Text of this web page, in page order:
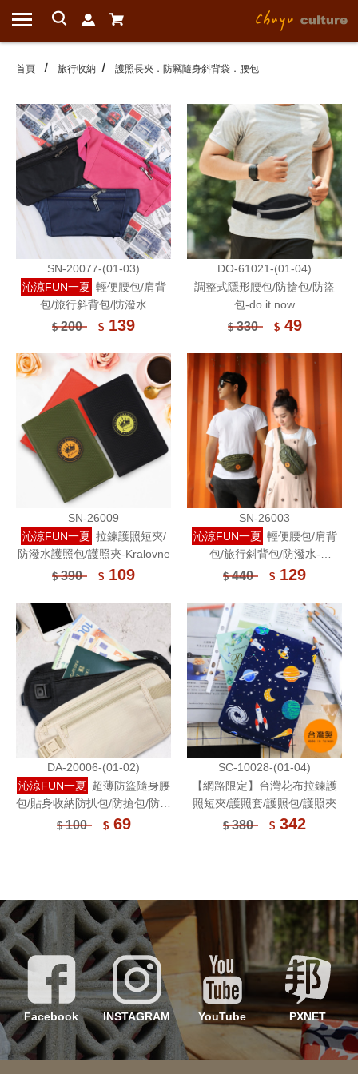
首頁 旅行收納 護照長夾．防竊隨身斜背袋．腰包
SN-20077-(01-03)
沁涼FUN一夏 輕便腰包/肩背
包/旅行斜背包/防潑水
$200 $ 139
DO-61021-(01-04)
調整式隱形腰包/防搶包/防盜
包-do it now
$330 $49
SN-26009
沁涼FUN一夏 拉鍊護照短夾/
防潑水護照包/護照夾-Kralovne
$390 $ 109
SN-26003
沁涼FUN一夏 輕便腰包/肩背
包/旅行斜背包/防潑水-
Kralovne
$440 $ 129
DA-20006-(01-02)
沁涼FUN一夏 超薄防盜隨身腰
包/貼身收納防扒包/防搶包/防盜
包/出國旅遊重要物品隨身包
$100 $69
SC-10028-(01-04)
【網路限定】台灣花布拉鍊護
照短夾/護照套/護照包/護照夾
$380 $ 342
INSTAGRAM YouTube PXNET WEIBO